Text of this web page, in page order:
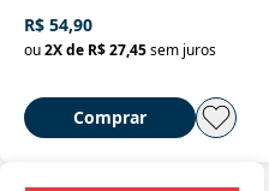
R$ 54,90
ou2X de R$ 27,45sem juros
Comprar